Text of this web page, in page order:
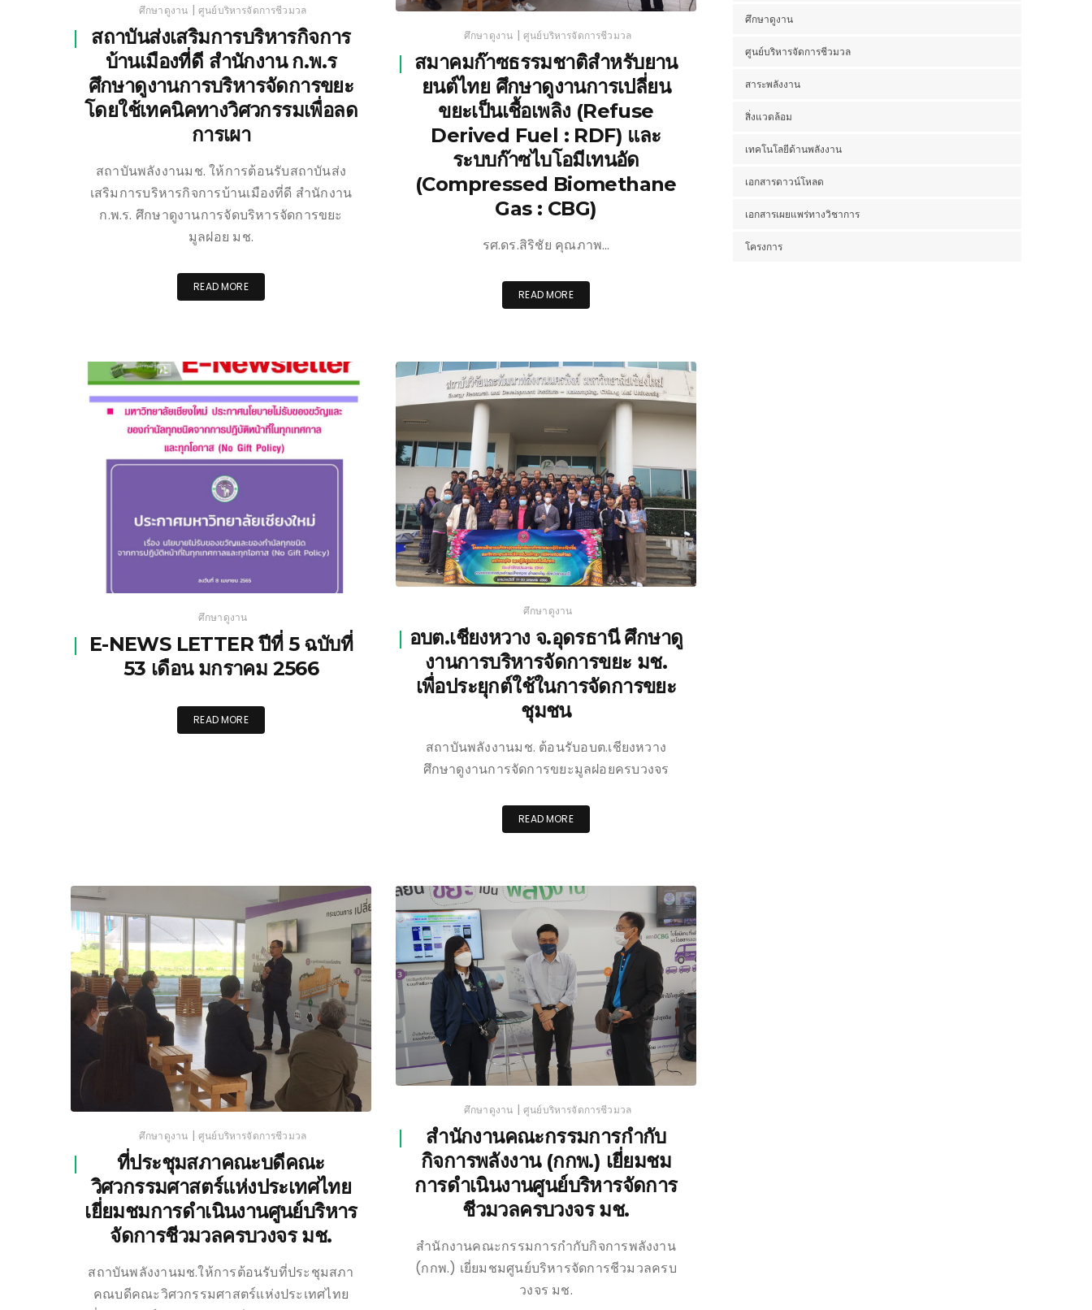
ศึกษาดูงาน | ศูนย์บริหารจัดการชีวมวล
สถาบันส่งเสริมการบริหารกิจการ
บ้านเมืองที่ดี สำนักงาน ก.พ.ร
ศึกษาดูงานการบริหารจัดการขยะ
โดยใช้เทคนิคทางวิศวกรรมเพื่อลด
การเผา
สถาบันพลังงานมช. ให้การต้อนรับสถาบันส่ง
เสริมการบริหารกิจการบ้านเมืองที่ดี สำนักงาน
ก.พ.ร. ศึกษาดูงานการจัดบริหารจัดการขยะ
มูลฝอย มช.
READ MORE
ศึกษาดูงาน | ศูนย์บริหารจัดการชีวมวล
สมาคมก๊าซธรรมชาติสำหรับยาน
ยนต์ไทย ศึกษาดูงานการเปลี่ยน
ขยะเป็นเชื้อเพลิง (Refuse
Derived Fuel : RDF) และ
ระบบก๊าซไบโอมีเทนอัด
(Compressed Biomethane
Gas : CBG)
รศ.ดร.สิริชัย คุณภาพ…
READ MORE
ศึกษาดูงาน
E-NEWS LETTER ปีที่ 5 ฉบับที่
53 เดือน มกราคม 2566
READ MORE
ศึกษาดูงาน
อบต.เชียงหวาง จ.อุดรธานี ศึกษาดู
งานการบริหารจัดการขยะ มช.
เพื่อประยุกต์ใช้ในการจัดการขยะ
ชุมชน
สถาบันพลังงานมช. ต้อนรับอบต.เชียงหวาง
ศึกษาดูงานการจัดการขยะมูลฝอยครบวงจร
READ MORE
ศึกษาดูงาน | ศูนย์บริหารจัดการชีวมวล
ที่ประชุมสภาคณะบดีคณะ
วิศวกรรมศาสตร์แห่งประเทศไทย
เยี่ยมชมการดำเนินงานศูนย์บริหาร
จัดการชีวมวลครบวงจร มช.
สถาบันพลังงานมช.ให้การต้อนรับที่ประชุมสภา
คณบดีคณะวิศวกรรมศาสตร์แห่งประเทศไทย
ศึกษาดูงาน | ศูนย์บริหารจัดการชีวมวล
สำนักงานคณะกรรมการกำกับ
กิจการพลังงาน (กกพ.) เยี่ยมชม
การดำเนินงานศูนย์บริหารจัดการ
ชีวมวลครบวงจร มช.
สำนักงานคณะกรรมการกำกับกิจการพลังงาน
(กกพ.) เยี่ยมชมศูนย์บริหารจัดการชีวมวลครบ
วงจร มช.
ศึกษาดูงาน
ศูนย์บริหารจัดการชีวมวล
สาระพลังงาน
สิ่งแวดล้อม
เทคโนโลยีด้านพลังงาน
เอกสารดาวน์โหลด
เอกสารเผยแพร่ทางวิชาการ
โครงการ